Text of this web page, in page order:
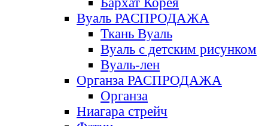
Вуаль РАСПРОДАЖА
Ткань Вуаль
Вуаль с детским рисунком
Вуаль-лен
Органза РАСПРОДАЖА
Органза
Ниагара стрейч